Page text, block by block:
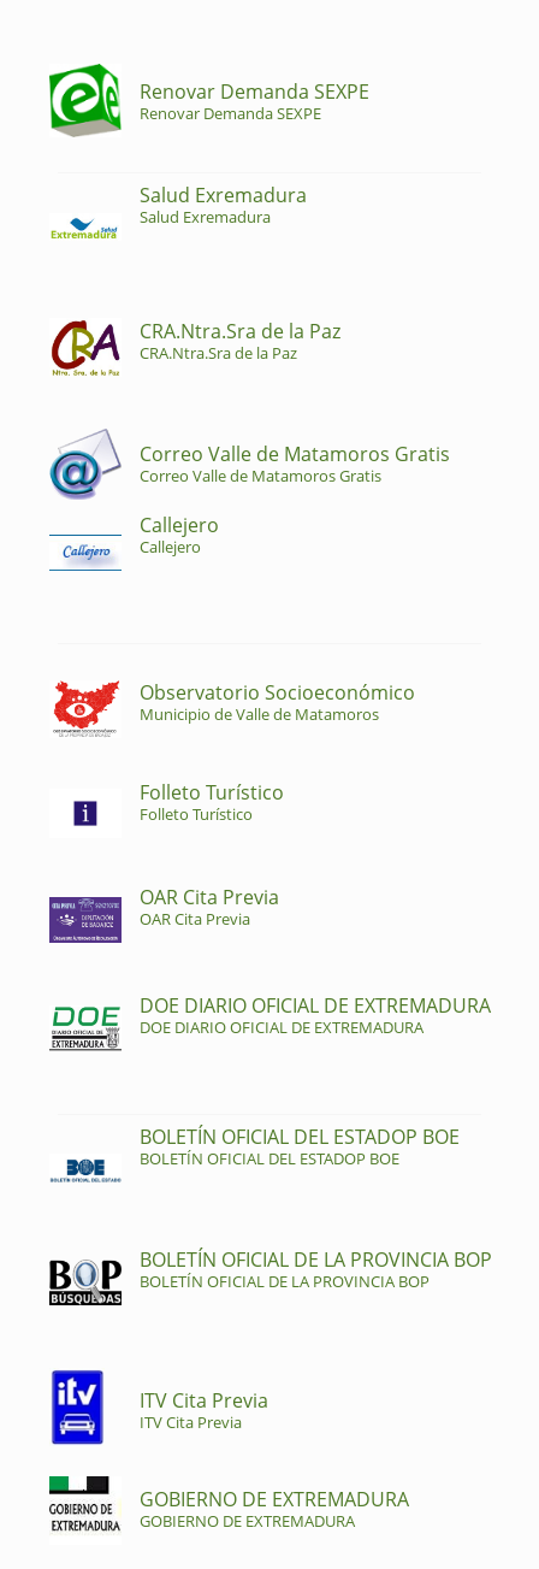
Renovar Demanda SEXPE
Renovar Demanda SEXPE
Salud Exremadura
Salud Exremadura
CRA.Ntra.Sra de la Paz
CRA.Ntra.Sra de la Paz
Correo Valle de Matamoros Gratis
Correo Valle de Matamoros Gratis
Callejero
Callejero
Observatorio Socioeconómico
Municipio de Valle de Matamoros
Folleto Turístico
Folleto Turístico
OAR Cita Previa
OAR Cita Previa
DOE DIARIO OFICIAL DE EXTREMADURA
DOE DIARIO OFICIAL DE EXTREMADURA
BOLETÍN OFICIAL DEL ESTADOP BOE
BOLETÍN OFICIAL DEL ESTADOP BOE
BOLETÍN OFICIAL DE LA PROVINCIA BOP
BOLETÍN OFICIAL DE LA PROVINCIA BOP
ITV Cita Previa
ITV Cita Previa
GOBIERNO DE EXTREMADURA
GOBIERNO DE EXTREMADURA